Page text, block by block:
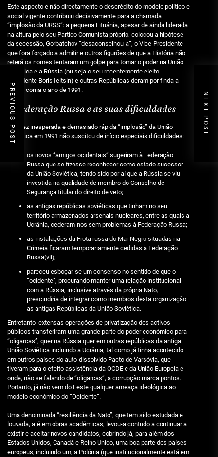
Este aspecto e não directamente o descrédito do modelo político e
social vigente contribuiu decisivamente para a chamada
“implosão da URSS”: a pequena Lituánia, apesar de ainda liderada
na altura pelo seu Partido Comunista próprio, colocou a hipótese
da secessão, Gorbatchov “desaconselhou-a”, o Vice-Presidente
que fora forçado a admitir e outros figurões de que a História não
reterá os nomes tentaram um golpe para tomar o poder na União
Soviética e a Rússia (ou seja o seu recentemente eleito
Presidente Boris Ieltsin) e outras Repúblicas deram por finda a
União, corria o ano de 1991.
A Federação Russa e as suas dificuldades
A talvez inesperada e demasiado rápida “implosão” da União
Soviética em 1991 não suscitou de início especiais dificuldades:
os novos “amigos ocidentais” sugeriram à Federação
Russa que se fizesse reconhecer como estado sucessor
da União Soviética, tendo sido por aí que a Rússia se viu
investida na qualidade de membro do Conselho de
Segurança titular do direito de veto;
as antigas repúblicas soviéticas que tinham no seu
território armazenados arsenais nucleares, entre as quais a
Ucrânia, cederam-nos sem problemas à Federação Russa;
as instalações da Frota russa do Mar Negro situadas na
Crimeia ficaram temporariamente cedidas à Federação
Russa(vii);
pareceu esboçar-se um consenso no sentido de que o
“ocidente”, procurando manter uma relação institucional
com a Rússia, inclusive através da própria Nato,
prescindiria de integrar como membros desta organização
as antigas Repúblicas da União Soviética.
Entretanto, extensas operações de privatização dos activos
públicos transferiram uma grande parte do poder económico para
“oligarcas”, quer na Rússia quer em outras repúblicas da antiga
União Soviética incluindo a Ucrânia, tal como já tinha acontecido
em outros países do auto-dissolvido Pacto de Varsóvia, que
tiveram para o efeito assistência da OCDE e da União Europeia e
onde, não se falando de “oligarcas”, a corrupção marca pontos.
Portanto, já não vem do Leste qualquer ameaça ideológica ao
modelo económico do “Ocidente”.
Uma denominada “resiliência da Nato”, que tem sido estudada e
louvada, até em obras académicas, levou-a contudo a continuar a
existir e aceitar novos candidatos, cobrindo já, para além dos
Estados Unidos, Canadá e Reino Unido, uma boa parte dos países
europeus, incluindo um, a Polónia (que institucionalmente está em
PREVIOUS POST NEXT POST